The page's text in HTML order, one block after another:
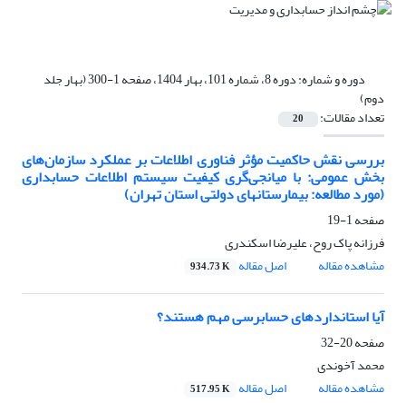
دوره و شماره: دوره 8، شماره 101، بهار 1404، صفحه 1-300 (بهار جلد
دوم)
تعداد مقالات: 20
بررسی نقش حاکمیت مؤثر فناوری اطلاعات بر عملکرد سازمان‌های
بخش عمومی: با میانجی‌گری کیفیت سیستم اطلاعات حسابداری
(مورد مطالعه: بیمارستانهای دولتی استان تهران)
صفحه1-19
فرزانه پاک روح، علیرضا اسکندری
مشاهده مقاله
اصل مقاله 934.73 K
آیا استانداردهای حسابرسی مهم هستند؟
صفحه20-32
محمد آخوندی
مشاهده مقاله
اصل مقاله 517.95 K